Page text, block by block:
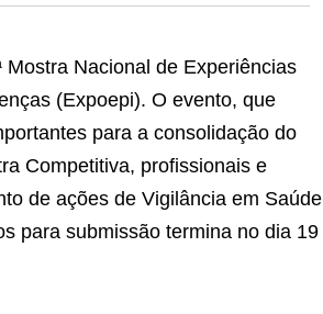
Nacional de Experiências
(Expoepi). O evento, que
para a consolidação do
Competitiva, profissionais e
de ações de Vigilância em Saúde
para submissão termina no dia 19